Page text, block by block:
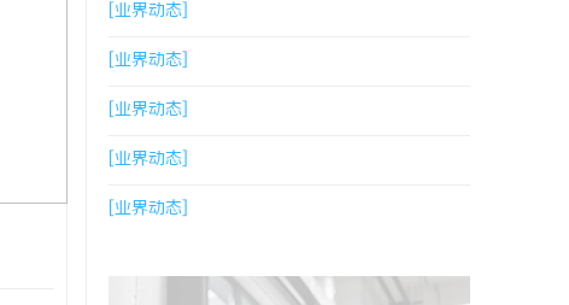
[业界动态]
[业界动态]
[业界动态]
[业界动态]
[业界动态]